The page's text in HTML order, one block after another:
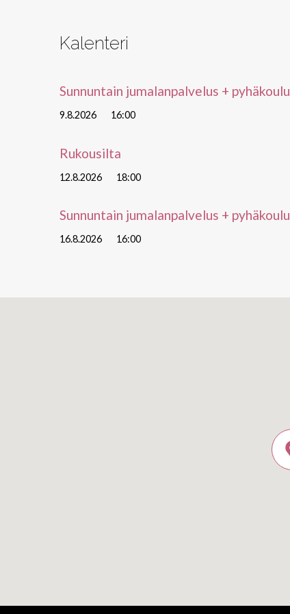
Kalenteri
Sunnuntain jumalanpalvelus + pyhäkoulu
9.8.2026 16:00
Rukousilta
12.8.2026 18:00
Sunnuntain jumalanpalvelus + pyhäkoulu
16.8.2026 16:00